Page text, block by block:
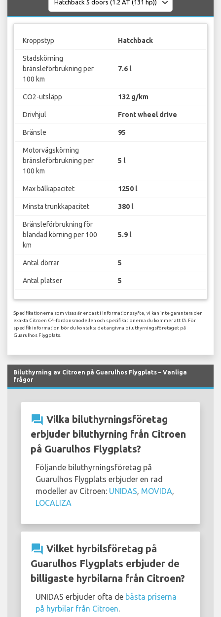
Kroppstyp Hatchback
Stadskörning
bränsleförbrukning per
100 km
7.6 l
CO2-utsläpp 132 g/km
Drivhjul Front wheel drive
Bränsle 95
Motorvägskörning
bränsleförbrukning per
100 km
5 l
Max bålkapacitet 1250 l
Minsta trunkkapacitet 380 l
Bränsleförbrukning för
blandad körning per 100
km
5.9 l
Antal dörrar 5
Antal platser 5
Specifikationerna som visas är endast i informationssyfte, vi kan inte garantera den
exakta Citroen C4-fordonsmodellen och specifikationerna du kommer att få. För
specifik information bör du kontakta det angivna biluthyrningsföretaget på
Guarulhos Flygplats.
Biluthyrning av Citroen på Guarulhos Flygplats – Vanliga
frågor
question_answer Vilka biluthyrningsföretag
erbjuder biluthyrning från Citroen
på Guarulhos Flygplats?
Följande biluthyrningsföretag på
Guarulhos Flygplats erbjuder en rad
modeller av Citroen: UNIDAS MOVIDA
LOCALIZA
question_answer Vilket hyrbilsföretag på
Guarulhos Flygplats erbjuder de
billigaste hyrbilarna från Citroen?
UNIDAS erbjuder ofta de bästa priserna
på hyrbilar från Citroen